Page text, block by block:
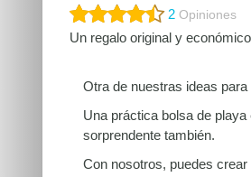
2 Opiniones
Un regalo original y
Otra de nuestras ideas
Una práctica bolsa de
sorprendente también.
Con nosotros, puedes